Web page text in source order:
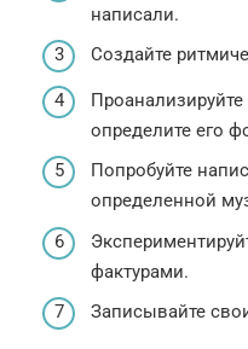
написали.
Создайте
определите его
Попробуйте
определенной
фактурами.
Записывайте